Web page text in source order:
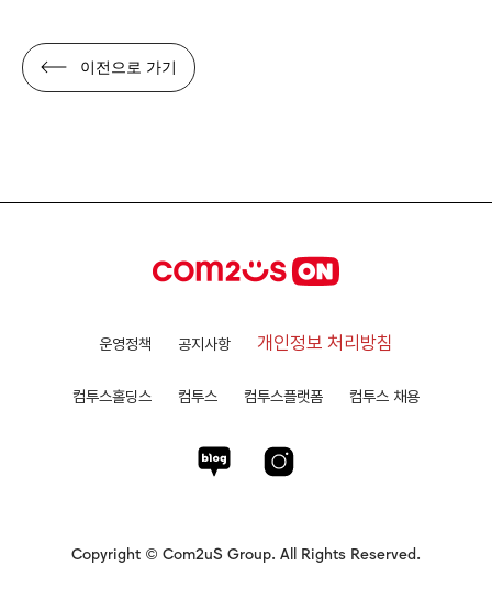
이전으로 가기
운영정책 공지사항 개인정보 처리방침
컴투스홀딩스 컴투스 컴투스플랫폼 컴투스 채용
Copyright © Com2uS Group. All Rights Reserved.